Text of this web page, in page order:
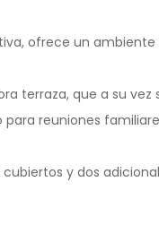
ofrece un
terraza, que a su vez
reuniones
y dos